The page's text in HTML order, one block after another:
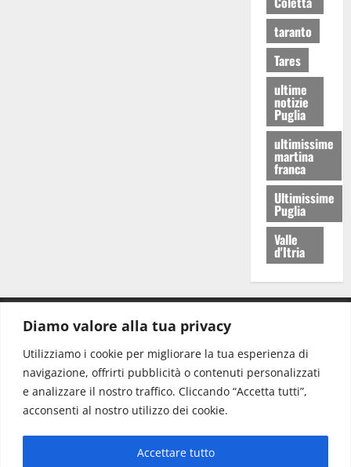
Diamo valore alla tua privacy
Utilizziamo i cookie per migliorare la tua esperienza di
navigazione, offrirti pubblicità o contenuti personalizzati
e analizzare il nostro traffico. Cliccando “Accetta tutti”,
acconsenti al nostro utilizzo dei cookie.
Accettare tutto
taranto
Tares
ultime
notizie
Puglia
ultimissime
martina
franca
Ultimissime
Puglia
Valle
d'Itria
Redazione: redazione@www.martinasera.it
Direttore:direttore@www.martinasera.it
Info & Commerciale:info@www.martinasera.it